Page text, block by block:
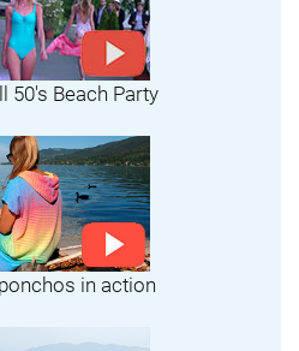
50's Beach Party
in action